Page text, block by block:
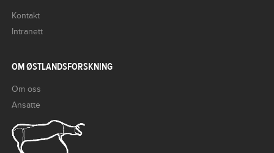
Kontakt
Intranett
OM ØSTLANDSFORSKNING
Om oss
Ansatte